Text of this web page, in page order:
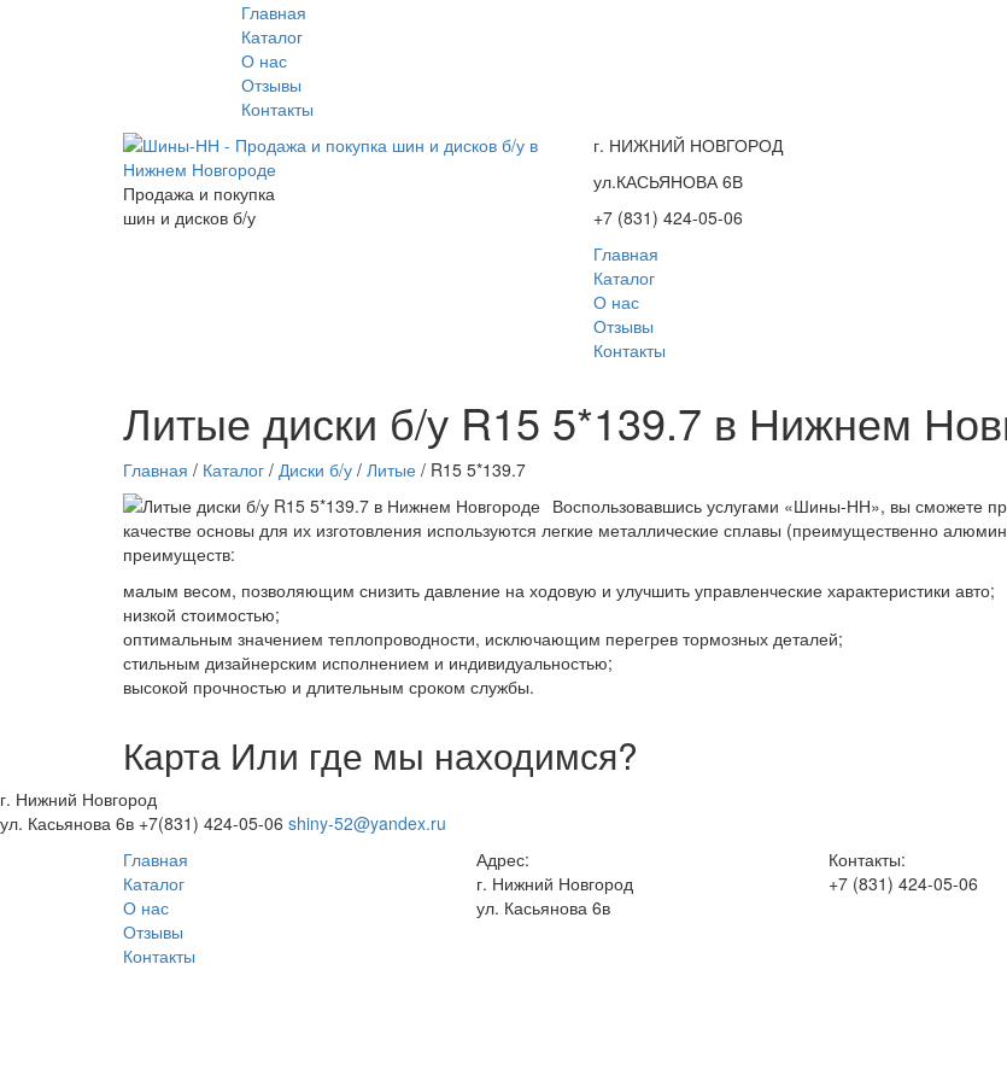
Главная
Каталог
О нас
Отзывы
Контакты
Продажа и покупка
шин и дисков б/у
г. НИЖНИЙ НОВГОРОД
ул.КАСЬЯНОВА 6В
+7 (831) 424-05-06
Главная
Каталог
О нас
Отзывы
Контакты
Литые диски б/у R15 5*139.7 в Нижнем
Главная / Каталог / Диски б/у / Литые / R15 5*139.7
Воспользовавшись услугами «Шины-НН», вы сможете
качестве основы для их изготовления используются легкие металлические сплавы (преимущественно
преимуществ:
малым весом, позволяющим снизить давление на ходовую и улучшить управленческие характеристики авто;
низкой стоимостью;
оптимальным значением теплопроводности, исключающим перегрев тормозных деталей;
стильным дизайнерским исполнением и индивидуальностью;
высокой прочностью и длительным сроком службы.
Карта Или где мы находимся?
г. Нижний Новгород
ул. Касьянова 6в +7(831) 424-05-06 shiny-52@yandex.ru
Главная
Каталог
О нас
Отзывы
Контакты
Адрес:
г. Нижний Новгород
ул. Касьянова 6в
Контакты:
+7 (831) 424-05-06